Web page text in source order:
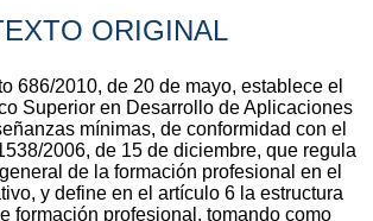
ORIGINAL
686/2010, de 20 de mayo, establece el
Superior en Desarrollo de Aplicaciones
mínimas, de conformidad con el
2006, de 15 de diciembre, que regula
de la formación profesional en el
y define en el artículo 6 la estructura
formación profesional, tomando como